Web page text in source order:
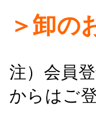
＞卸の
注）会員
からはご